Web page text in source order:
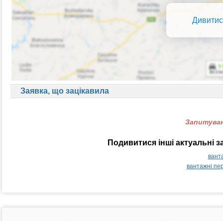
Заявка, що зацікавила
Подивитися інші актуальні
вантажні